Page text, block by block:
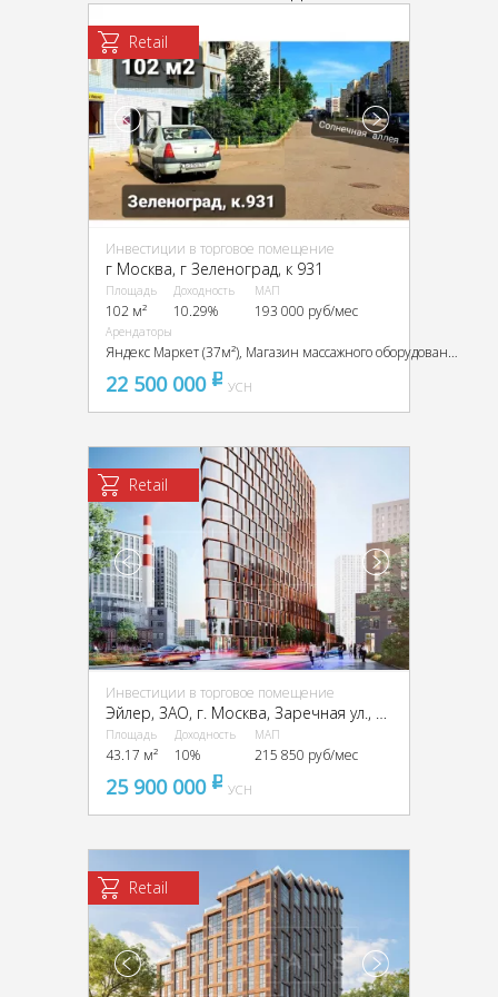
Retail
Инвестиции в торговое помещение
г Москва, г Зеленоград, к 931
Площадь
102 м²
Доходность
10.29%
МАП
193 000 руб/мес
Арендаторы
Яндекс Маркет (37м²), Магазин массажного оборудования (65м²)
22 500 000 pуб
УСН
Retail
Инвестиции в торговое помещение
Площадь
43.17 м²
Доходность
10%
МАП
215 850 руб/мес
25 900 000 pуб
УСН
Retail